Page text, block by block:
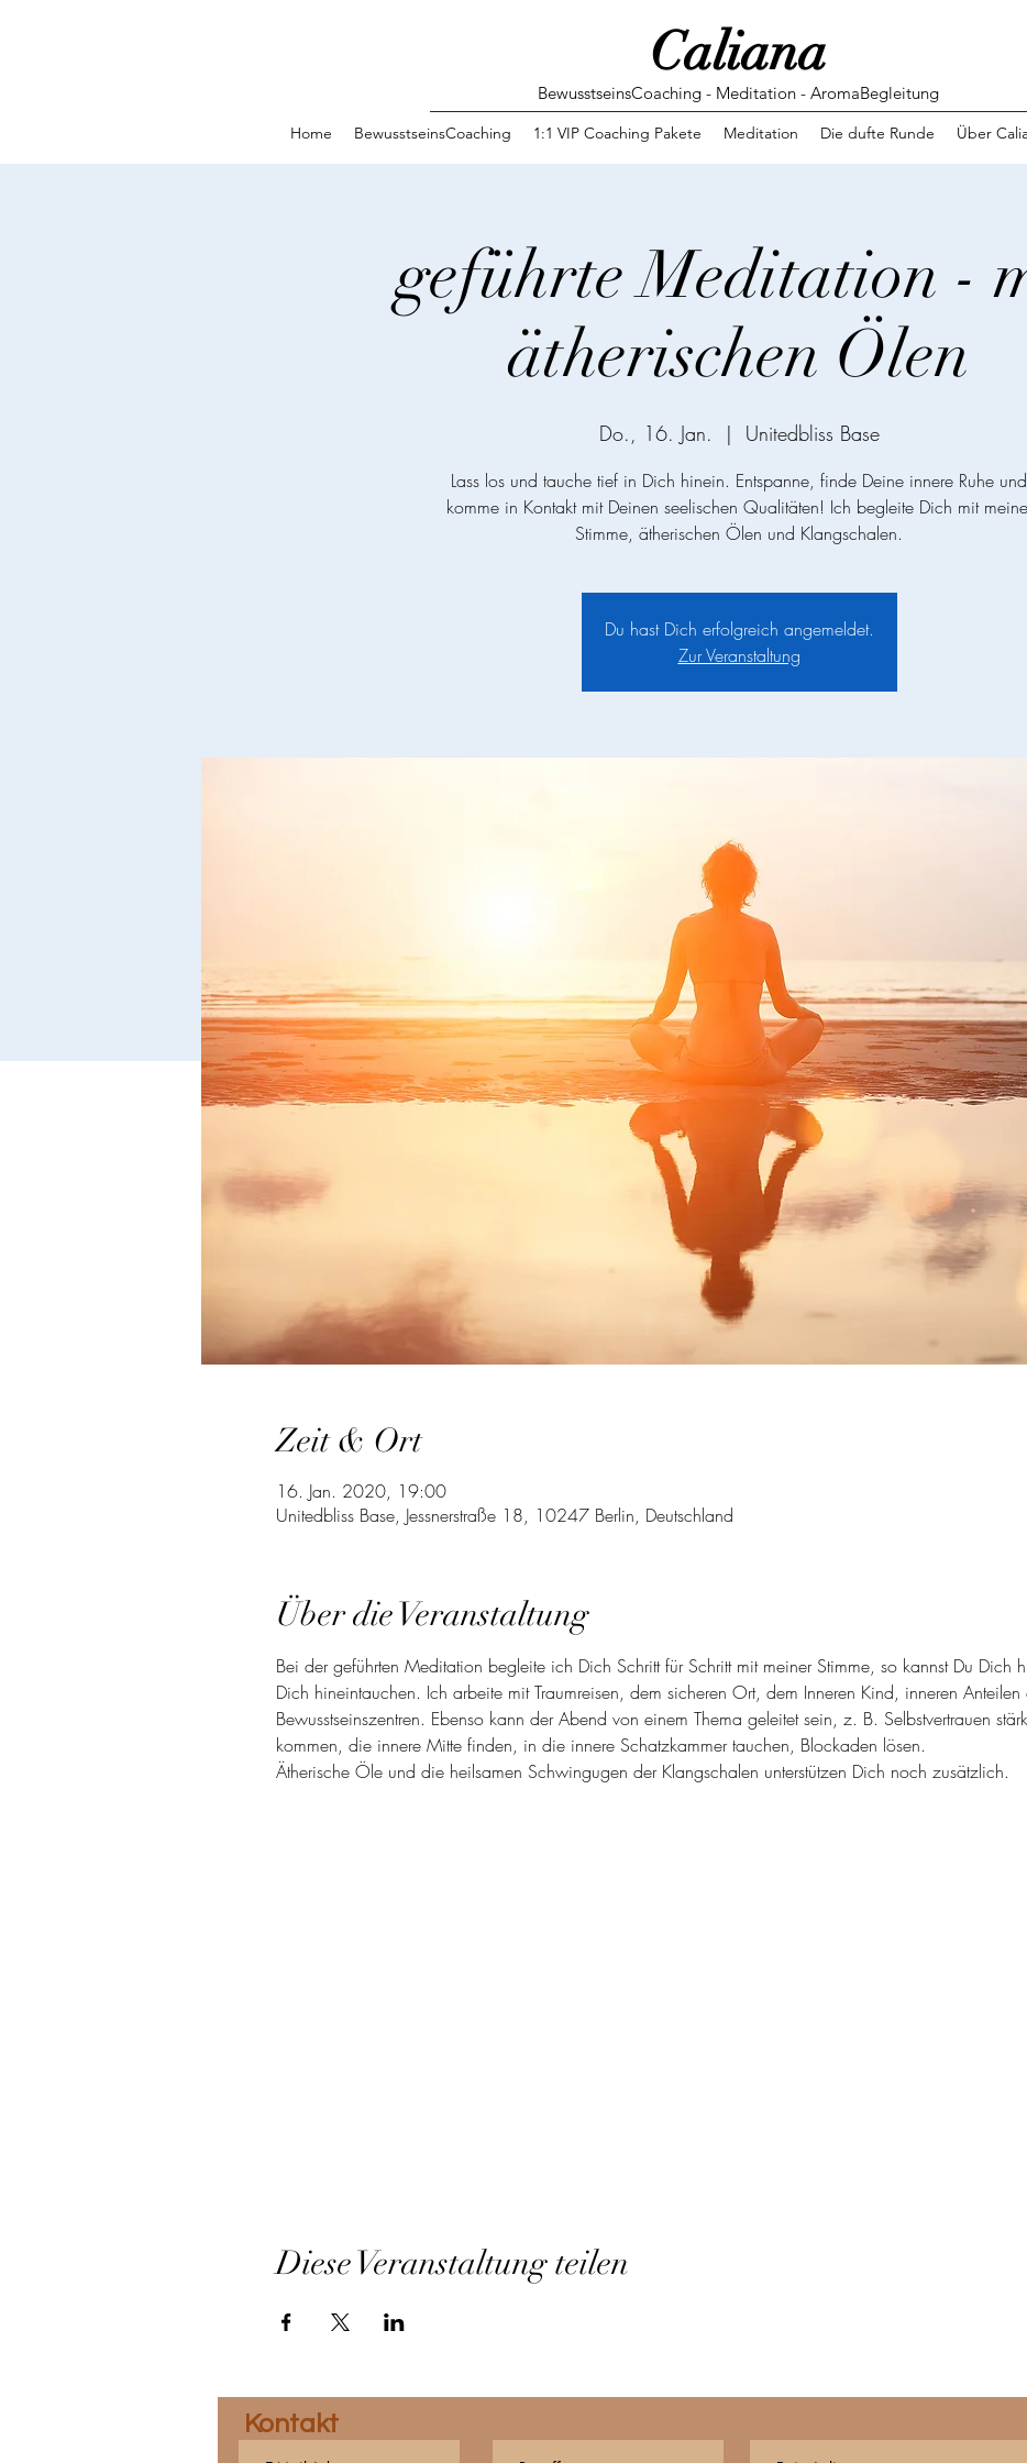
Caliana
BewusstseinsCoaching - Meditation - AromaBegleitung
Home BewusstseinsCoaching 1:1 VIP Coaching Pakete Meditation Die dufte Runde Über
geführte Meditation -
ätherischen Ölen
Do., 16. Jan.
  |
Unitedbliss Base
Lass los und tauche tief in Dich hinein. Entspanne, finde Deine innere Ruhe und
komme in Kontakt mit Deinen seelischen Qualitäten! Ich begleite Dich mit
Stimme, ätherischen Ölen und Klangschalen.
Du hast Dich erfolgreich angemeldet.
Zur Veranstaltung
Zeit & Ort
16. Jan. 2020, 19:00
Unitedbliss Base, Jessnerstraße 18, 10247 Berlin, Deutschland
Über die Veranstaltung
Bei der geführten Meditation begleite ich Dich Schritt für Schritt mit meiner Stimme, so kannst Du Dich
Dich hineintauchen. Ich arbeite mit Traumreisen, dem sicheren Ort, dem Inneren Kind, inneren
Bewusstseinszentren. Ebenso kann der Abend von einem Thema geleitet sein, z. B. Selbstvertrauen
kommen, die innere Mitte finden, in die innere Schatzkammer tauchen, Blockaden lösen.
Ätherische Öle und die heilsamen Schwingugen der Klangschalen unterstützen Dich noch zusätzlich.
Diese Veranstaltung teilen
Kontakt